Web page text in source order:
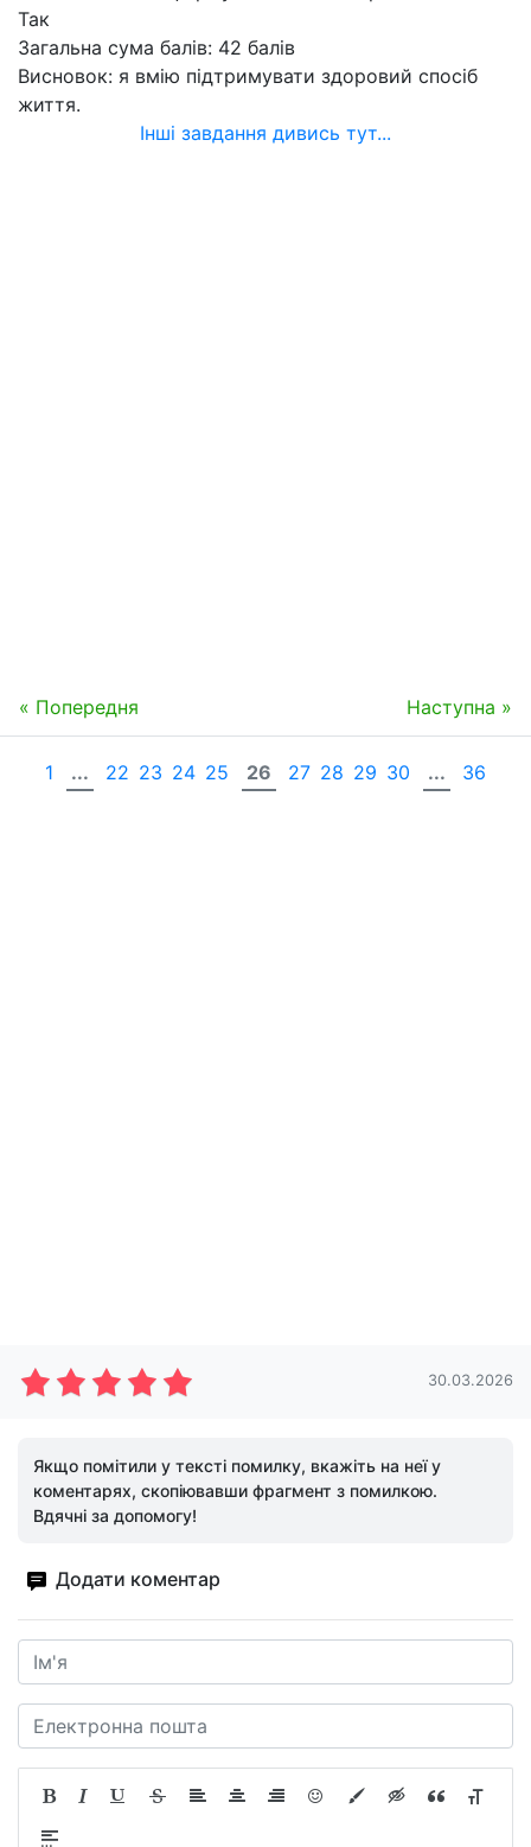
Так
Загальна сума балів: 42 балів
Висновок: я вмію підтримувати здоровий спосіб
життя.
Інші завдання дивись тут...
« Попередня Наступна »
1 ... 22 23 24 25 26 27 28 29 30 ... 36
30.03.2026
Якщо помітили у тексті помилку, вкажіть на неї у
коментарях, скопіювавши фрагмент з помилкою.
Вдячні за допомогу!
Додати коментар